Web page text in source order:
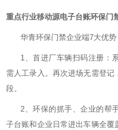
重点行业移动源电子台账环保门
华青环保门禁企业端7大优势
1
、首进厂车辆扫码注册：
需人工录入。再次进场无需登
段。
2 、环保的抓手、企业的帮
子台账和企业日常进出车辆全